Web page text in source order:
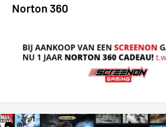
Norton 360